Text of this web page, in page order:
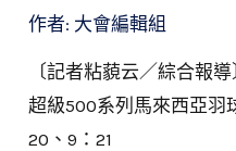
作者: 大會編輯組
〔記者粘藐云／綜合報
超級500系列馬來西亞羽
20、9：21